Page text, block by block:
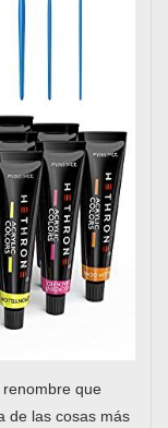
que
de las cosas más